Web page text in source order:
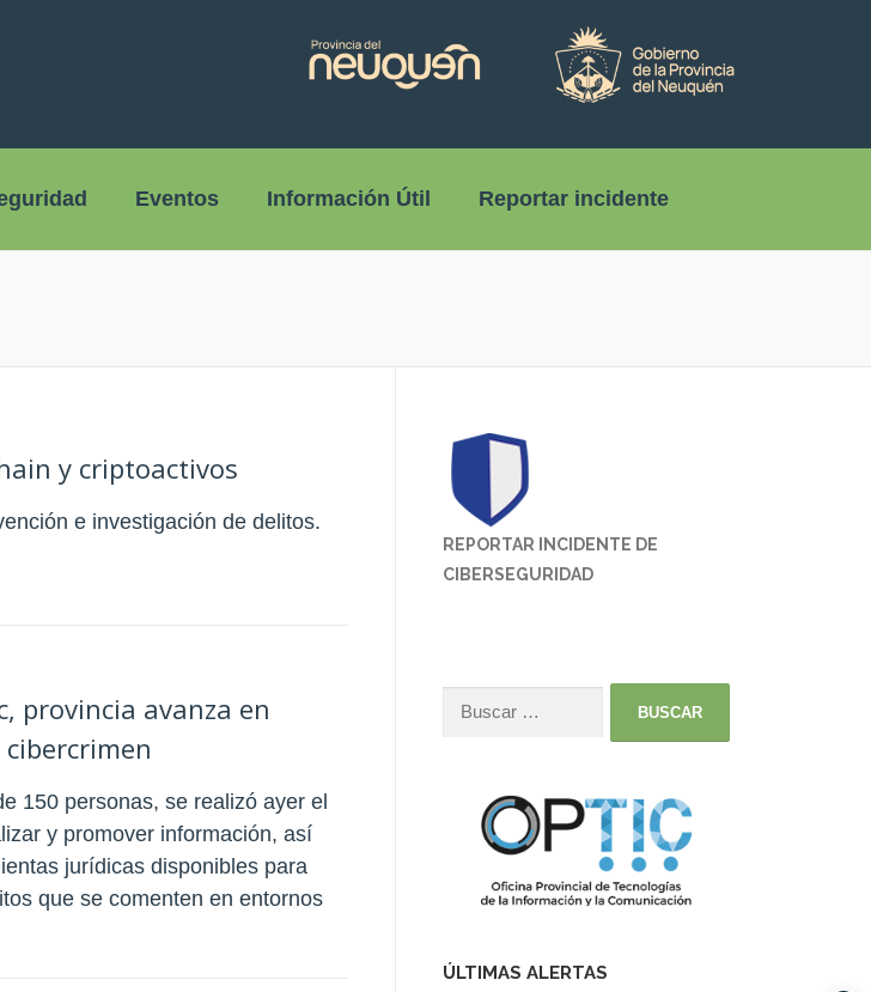
Eventos Información Útil Reportar incidente
y criptoactivos
e investigación de delitos.
provincia avanza en
150 personas, se realizó ayer el
y promover información, así
jurídicas disponibles para
que se comenten en entornos
REPORTAR INCIDENTE DE
CIBERSEGURIDAD
ÚLTIMAS ALERTAS